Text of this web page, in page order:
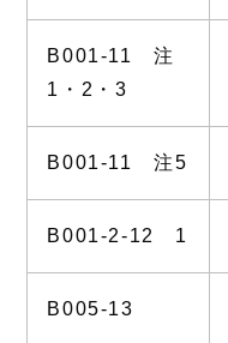
B001-11 注
1・2・3
B001-11 注5
B001-2-12 1
B005-13